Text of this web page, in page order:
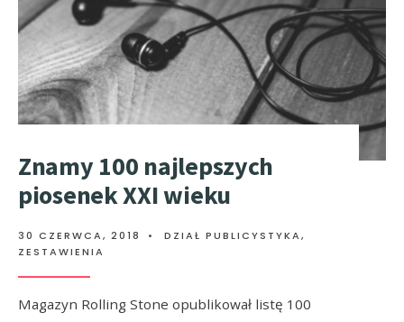
Znamy 100 najlepszych
piosenek XXI wieku
30 CZERWCA, 2018 • DZIAŁ PUBLICYSTYKA,
ZESTAWIENIA
Magazyn Rolling Stone opublikował listę 100